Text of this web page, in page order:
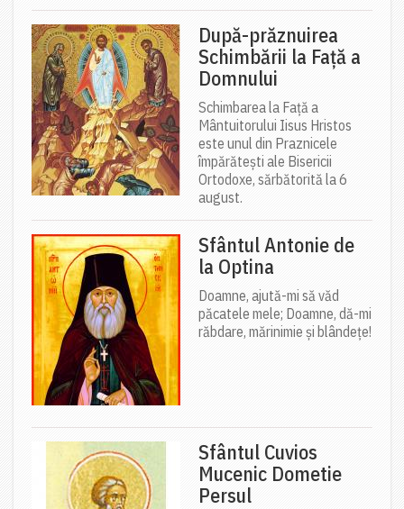
După-prăznuirea
Schimbării la Față a
Domnului
Schimbarea la Față a
Mântuitorului Iisus Hristos
este unul din Praznicele
împărătești ale Bisericii
Ortodoxe, sărbătorită la 6
august.
Sfântul Antonie de
la Optina
Doamne, ajută-mi să văd
păcatele mele; Doamne, dă-mi
răbdare, mărinimie şi blândeţe!
Sfântul Cuvios
Mucenic Dometie
Persul